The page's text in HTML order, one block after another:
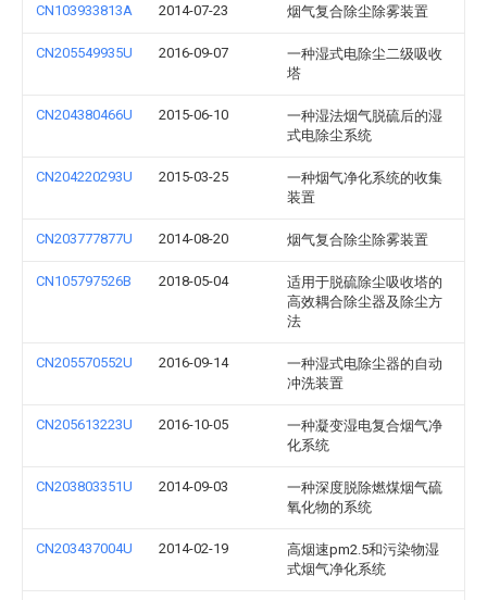
CN103933813A 2014-07-23 烟气复合除尘除雾装置
CN205549935U 2016-09-07
一种湿式电除尘二级吸收
塔
CN204380466U 2015-06-10
一种湿法烟气脱硫后的湿
式电除尘系统
CN204220293U 2015-03-25
一种烟气净化系统的收集
装置
CN203777877U 2014-08-20 烟气复合除尘除雾装置
CN105797526B 2018-05-04
适用于脱硫除尘吸收塔的
高效耦合除尘器及除尘方
法
CN205570552U 2016-09-14
一种湿式电除尘器的自动
冲洗装置
CN205613223U 2016-10-05
一种凝变湿电复合烟气净
化系统
CN203803351U 2014-09-03
一种深度脱除燃煤烟气硫
氧化物的系统
CN203437004U 2014-02-19
高烟速pm2.5和污染物湿
式烟气净化系统